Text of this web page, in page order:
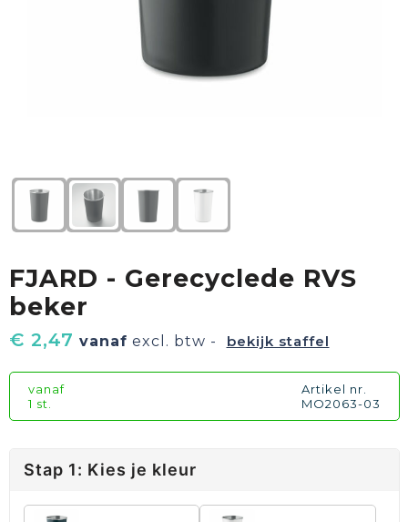
Kinderen, Peuters & Baby's
Vrije tijd en Strand
FJARD - Gerecyclede RVS
beker
€ 2,47 vanaf excl. btw - bekijk staffel
vanaf
1 st.
Artikel nr.
MO2063-03
Stap 1: Kies je kleur